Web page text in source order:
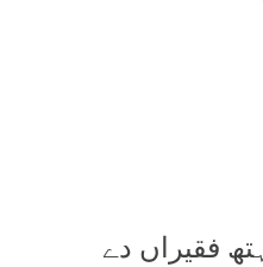
ہتھ فقیراں دے